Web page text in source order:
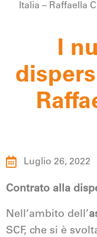
Italia – Raffaella
I
Luglio 26, 2022
Contrato alla
Nell’ambito dell’
SCF, che si è